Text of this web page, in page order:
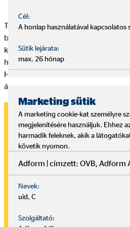
Természetesen csak két-három
bepakolni. Pontosan ezért a
körében népszerű. Ez lehet az egyik
hogy áthidaljuk például a következő
Három időpont különösen alkalmas
átélésére:
Egy szabad év
Akár a középiskola és az egyetem
munka előtt szeretnénk felfedezni
használhatjuk egy hosszabb
Az iskolai szünidő
szünetük van. Sokan - feltéve,
Cél:
A honlap használatával kapcsolatos
Sütik lejárata:
max. 26 hónap
Marketing sütik
A marketing cookie-kat személyre
megjelenítésére használjuk. Ehhez
harmadik feleknek, akik a
követik nyomon.
Adform | címzett: OVB, Adform
Nevek:
uid, C
Szolgáltató: